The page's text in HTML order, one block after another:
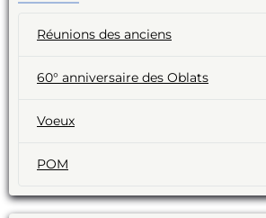
Réunions des anciens
60° anniversaire des Oblats
Voeux
POM